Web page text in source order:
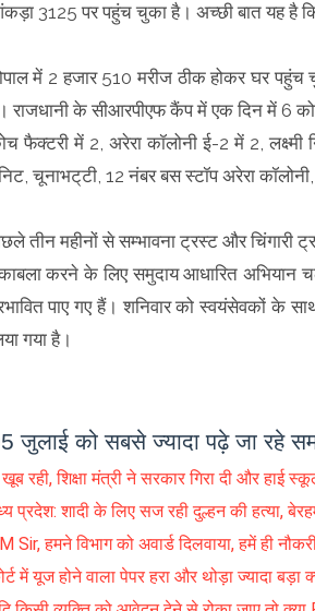
3125 पर पहुंच चुका है। अच्छी बात यह है
में 2 हजार 510 मरीज ठीक होकर घर
राजधानी के सीआरपीएफ कैंप में एक दिन में 6
फैक्टरी में 2, अरेरा कॉलोनी ई-2 में 2,
चूनाभट्‌टी, 12 नंबर बस स्टॉप अरेरा
तीन महीनों से सम्भावना ट्रस्ट और चिंगारी
करने के लिए समुदाय आधारित अभियान
पाए गए हैं। शनिवार को स्वयंसेवकों के
गया है।
जुलाई को सबसे ज्यादा पढ़े जा रहे
रही, शिक्षा मंत्री ने सरकार गिरा दी और हाई
प्रदेश: शादी के लिए सज रही दुल्हन की हत्या,
Sir, हमने विभाग को अवार्ड दिलवाया, हमें ही
में यूज होने वाला पेपर हरा और थोड़ा ज्यादा बड़ा